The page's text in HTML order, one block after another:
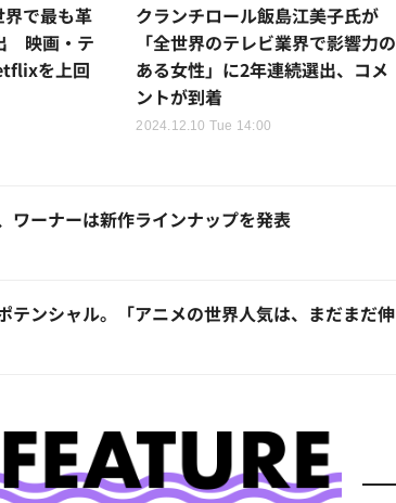
で最も革
映画・テ
を上回
クランチロール飯島江美子氏が
「全世界のテレビ業界で影響力の
ある女性」に2年連続選出、コメ
ントが到着
2024.12.10 Tue 14:00
ワーナーは新作ラインナップを発表
ンシャル。「アニメの世界人気は、まだまだ伸